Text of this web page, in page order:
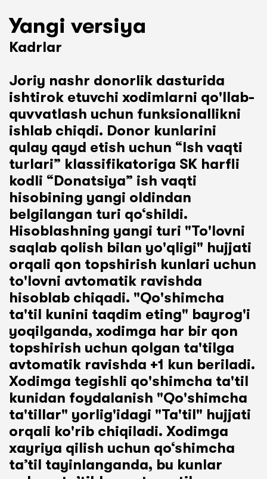
Yangi versiya
Kadrlar
Joriy nashr donorlik dasturida
ishtirok etuvchi xodimlarni qo'llab-
quvvatlash uchun funksionallikni
ishlab chiqdi. Donor kunlarini
qulay qayd etish uchun “Ish vaqti
turlari” klassifikatoriga SK harfli
kodli “Donatsiya” ish vaqti
hisobining yangi oldindan
belgilangan turi qo‘shildi.
Hisoblashning yangi turi "To'lovni
saqlab qolish bilan yo'qligi" hujjati
orqali qon topshirish kunlari uchun
to'lovni avtomatik ravishda
hisoblab chiqadi. "Qo'shimcha
ta'til kunini taqdim eting" bayrog'i
yoqilganda, xodimga har bir qon
topshirish uchun qolgan ta'tilga
avtomatik ravishda +1 kun beriladi.
Xodimga tegishli qo'shimcha ta'til
kunidan foydalanish "Qo'shimcha
ta'tillar" yorlig'idagi "Ta'til" hujjati
orqali ko'rib chiqiladi. Xodimga
xayriya qilish uchun qo‘shimcha
ta’til tayinlanganda, bu kunlar